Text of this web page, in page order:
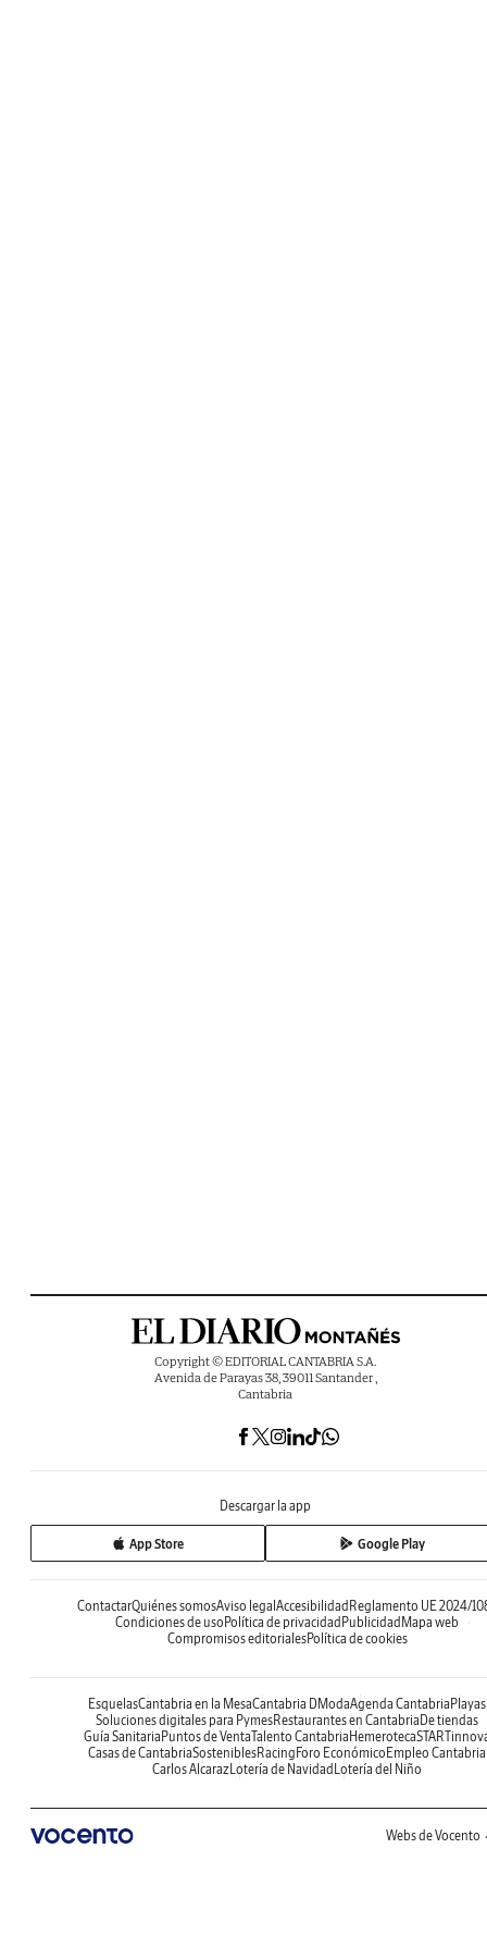
Copyright © EDITORIAL CANTABRIA S.A.
Avenida de Parayas 38, 39011 Santander ,
Cantabria
Descargar la app
App Store Google Play
ContactarQuiénes somosAviso legal Accesibilidad Reglamento UE 2024/
Condiciones de uso Política de privacidad Publicidad Mapa web
Compromisos editorialesPolítica de cookies
EsquelasCantabria en la MesaCantabria DModaAgenda Cantabria Playas
Soluciones digitales para PymesRestaurantes en Cantabria De tiendas
Guía Sanitaria Puntos de VentaTalento Cantabria Hemeroteca
Casas de CantabriaSosteniblesRacing Foro Económico Empleo Cantabria
Carlos AlcarazLotería de Navidad Lotería del Niño
Webs de Vocento